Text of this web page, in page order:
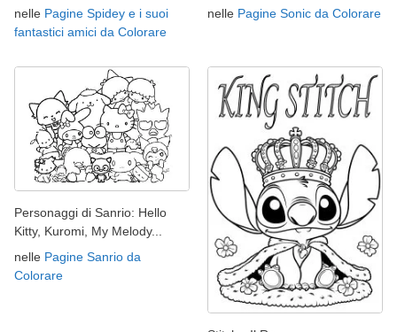
nelle Pagine Spidey e i suoi
fantastici amici da Colorare
nelle Pagine Sonic da Colorare
Personaggi di Sanrio: Hello
Kitty, Kuromi, My Melody...
nelle Pagine Sanrio da
Colorare